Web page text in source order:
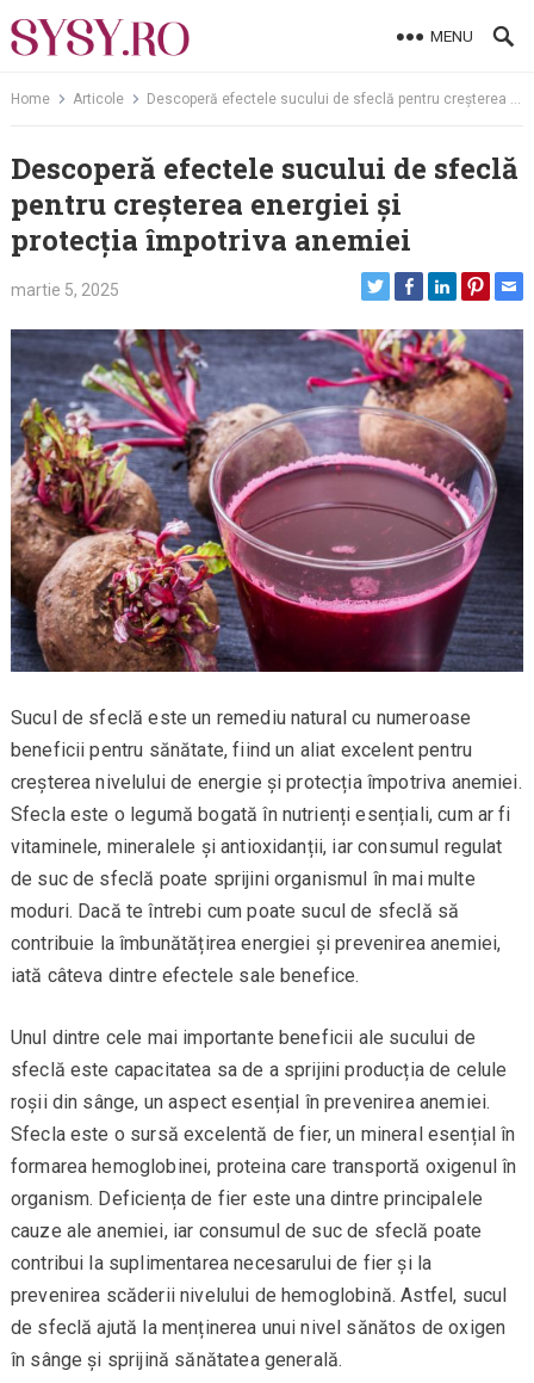
to
MENU
Home Articole Descoperă efectele sucului de sfeclă pentru creșterea energiei și protecția împotriva anemiei
Descoperă efectele sucului de sfeclă
pentru creșterea energiei și
protecția împotriva anemiei
martie 5, 2025
Sucul de sfeclă este un remediu natural cu numeroase
beneficii pentru sănătate, fiind un aliat excelent pentru
creșterea nivelului de energie și protecția împotriva anemiei.
Sfecla este o legumă bogată în nutrienți esențiali, cum ar fi
vitaminele, mineralele și antioxidanții, iar consumul regulat
de suc de sfeclă poate sprijini organismul în mai multe
moduri. Dacă te întrebi cum poate sucul de sfeclă să
contribuie la îmbunătățirea energiei și prevenirea anemiei,
iată câteva dintre efectele sale benefice.
Unul dintre cele mai importante beneficii ale sucului de
sfeclă este capacitatea sa de a sprijini producția de celule
roșii din sânge, un aspect esențial în prevenirea anemiei.
Sfecla este o sursă excelentă de fier, un mineral esențial în
formarea hemoglobinei, proteina care transportă oxigenul în
organism. Deficiența de fier este una dintre principalele
cauze ale anemiei, iar consumul de suc de sfeclă poate
contribui la suplimentarea necesarului de fier și la
prevenirea scăderii nivelului de hemoglobină. Astfel, sucul
de sfeclă ajută la menținerea unui nivel sănătos de oxigen
în sânge și sprijină sănătatea generală.